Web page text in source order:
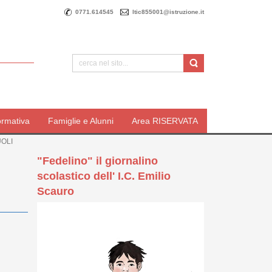
0771.614545 ltic855001@istruzione.it
Famiglie e Alunni Area RISERVATA
"Fedelino" il giornalino
scolastico dell' I.C. Emilio
Scauro